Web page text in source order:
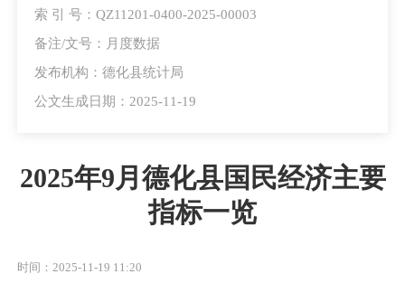
索 引 号：QZ11201-0400-2025-00003
备注/文号：月度数据
发布机构：德化县统计局
公文生成日期：2025-11-19
2025年9月德化县国民经济主要
指标一览
时间：2025-11-19 11:20